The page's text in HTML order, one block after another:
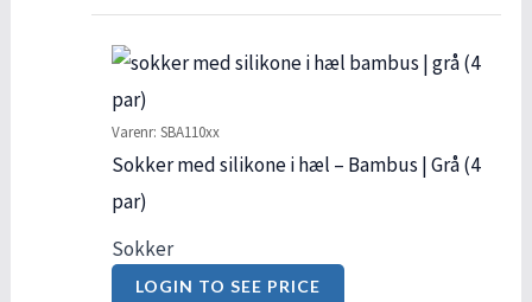
Varenr: SBA110xx
Sokker med silikone i hæl – Bambus | Grå (4
par)
Sokker
LOGIN TO SEE PRICE